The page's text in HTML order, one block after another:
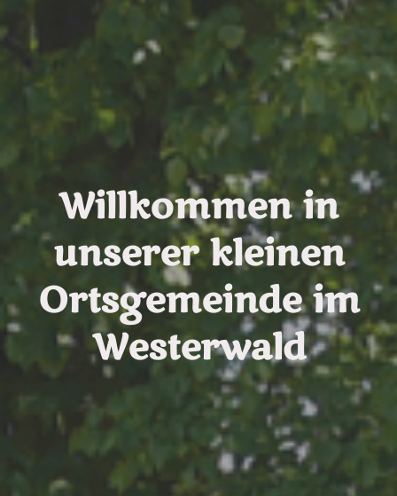
Willkommen in
unserer kleinen
Ortsgemeinde im
Westerwald